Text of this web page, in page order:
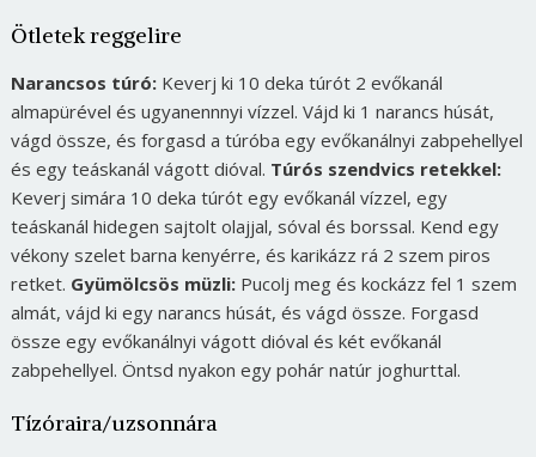
Ötletek reggelire
Narancsos túró:Keverj ki 10 deka túrót 2 evőkanál
almapürével és ugyanennnyi vízzel. Vájd ki 1 narancs húsát,
vágd össze, és forgasd a túróba egy evőkanálnyi zabpehellyel
és egy teáskanál vágott dióval. Túrós szendvics retekkel:
Keverj simára 10 deka túrót egy evőkanál vízzel, egy
teáskanál hidegen sajtolt olajjal, sóval és borssal. Kend egy
vékony szelet barna kenyérre, és karikázz rá 2 szem piros
retket. Gyümölcsös müzli:Pucolj meg és kockázz fel 1 szem
almát, vájd ki egy narancs húsát, és vágd össze. Forgasd
össze egy evőkanálnyi vágott dióval és két evőkanál
zabpehellyel. Öntsd nyakon egy pohár natúr joghurttal.
Tízóraira/uzsonnára